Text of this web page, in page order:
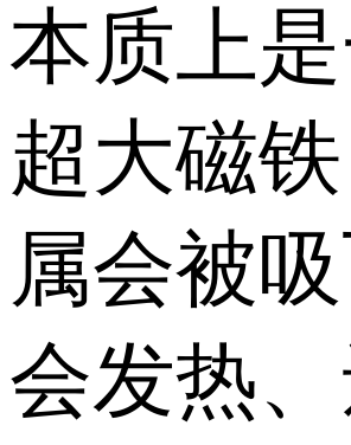
本质上
超大磁
属会被吸
会发热